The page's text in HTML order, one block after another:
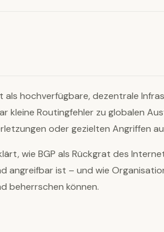
als hochverfügbare, dezentrale
kleine Routingfehler zu globalen
oder gezielten Angriffen
wie BGP als Rückgrat des
angreifbar ist – und wie
beherrschen können.